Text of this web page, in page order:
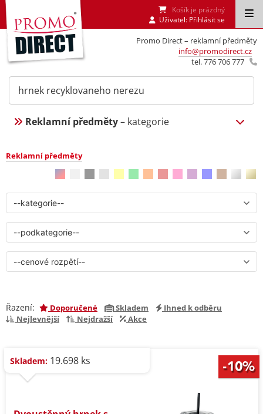
Promo Direct – reklamní předměty
info@promodirect.cz
tel. 776 706 777
Košík je prázdný
Uživatel: Přihlásit se
Reklamní předměty– kategorie
Reklamní předměty
Řazení: Doporučené Skladem
Ihned k odběru
Nejlevnější
Nejdražší Akce
Skladem: 19.698 ks